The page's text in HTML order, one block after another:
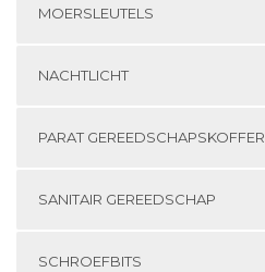
MOERSLEUTELS
NACHTLICHT
PARAT GEREEDSCHAPSKOFFER
SANITAIR GEREEDSCHAP
SCHROEFBITS